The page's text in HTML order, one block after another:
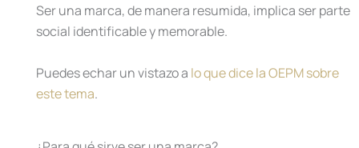
Ser una marca, de manera resumida, implica ser parte
social identificable y memorable.
Puedes echar un vistazo a lo que dice la OEPM sobre
este tema.